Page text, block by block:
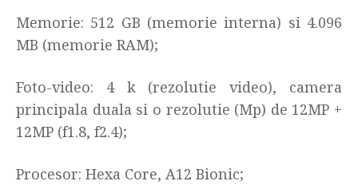
Memorie: 512 GB (memorie interna) si 4.096
MB (memorie RAM);
Foto-video: 4 k (rezolutie video), camera
principala duala si o rezolutie (Mp) de 12MP +
12MP (f1.8, f2.4);
Procesor: Hexa Core, A12 Bionic;